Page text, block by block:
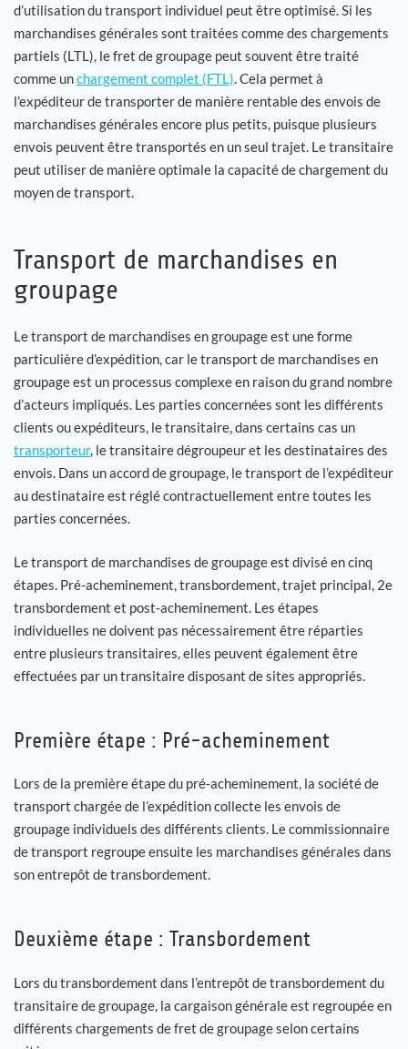
d’utilisation du transport individuel peut être optimisé. Si les
marchandises générales sont traitées comme des chargements
partiels (LTL), le fret de groupage peut souvent être traité
comme unchargement complet (FTL). Cela permet à
l’expéditeur de transporter de manière rentable des envois de
marchandises générales encore plus petits, puisque plusieurs
envois peuvent être transportés en un seul trajet. Le transitaire
peut utiliser de manière optimale la capacité de chargement du
moyen de transport.
Transport de marchandises en
groupage
Le transport de marchandises en groupage est une forme
particulière d’expédition, car le transport de marchandises en
groupage est un processus complexe en raison du grand nombre
d’acteurs impliqués. Les parties concernées sont les différents
clients ou expéditeurs, le transitaire, dans certains cas un
transporteur, le transitaire dégroupeur et les destinataires des
envois. Dans un accord de groupage, le transport de l’expéditeur
au destinataire est réglé contractuellement entre toutes les
parties concernées.
Le transport de marchandises de groupage est divisé en cinq
étapes. Pré-acheminement, transbordement, trajet principal, 2e
transbordement et post-acheminement. Les étapes
individuelles ne doivent pas nécessairement être réparties
entre plusieurs transitaires, elles peuvent également être
effectuées par un transitaire disposant de sites appropriés.
Première étape : Pré-acheminement
Lors de la première étape du pré-acheminement, la société de
transport chargée de l’expédition collecte les envois de
groupage individuels des différents clients. Le commissionnaire
de transport regroupe ensuite les marchandises générales dans
son entrepôt de transbordement.
Deuxième étape : Transbordement
Lors du transbordement dans l’entrepôt de transbordement du
transitaire de groupage, la cargaison générale est regroupée en
différents chargements de fret de groupage selon certains